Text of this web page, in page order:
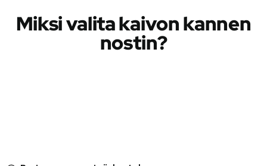
Miksi valita kaivon kannen
nostin?